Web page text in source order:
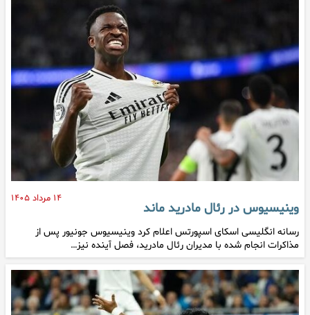
۱۴ مرداد ۱۴۰۵
وینیسیوس در رئال مادرید ماند
رسانه انگلیسی اسکای اسپورتس اعلام کرد وینیسیوس جونیور پس از
مذاکرات انجام شده با مدیران رئال مادرید، فصل آینده نیز…